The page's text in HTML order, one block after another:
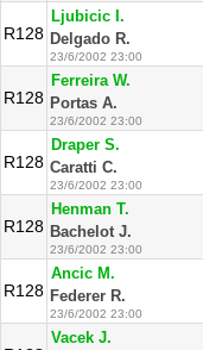
R128
Ljubicic I.
Delgado R.
23/6/2002 23:00
R128
Ferreira W.
Portas A.
23/6/2002 23:00
R128
Draper S.
Caratti C.
23/6/2002 23:00
R128
Henman T.
Bachelot J.
23/6/2002 23:00
R128
Ancic M.
Federer R.
23/6/2002 23:00
Vacek J.